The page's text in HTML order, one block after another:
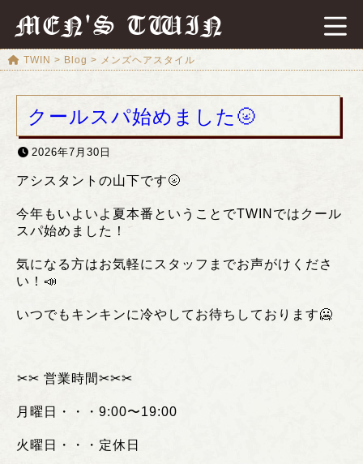
MEN'S TWIN
TWIN > Blog > メンズヘアスタイル
クールスパ始めました🌝
2026年7月30日
アシスタントの山下です🌝
今年もいよいよ夏本番ということでTWINではクール
スパ始めました！
気になる方はお気軽にスタッフまでお声がけくださ
い！📣
いつでもキンキンに冷やしてお待ちしております🥶
︎✂︎✂︎ 営業時間✂︎✂︎✂︎
月曜日・・・ 9:00〜19:00
火曜日・・・定休日